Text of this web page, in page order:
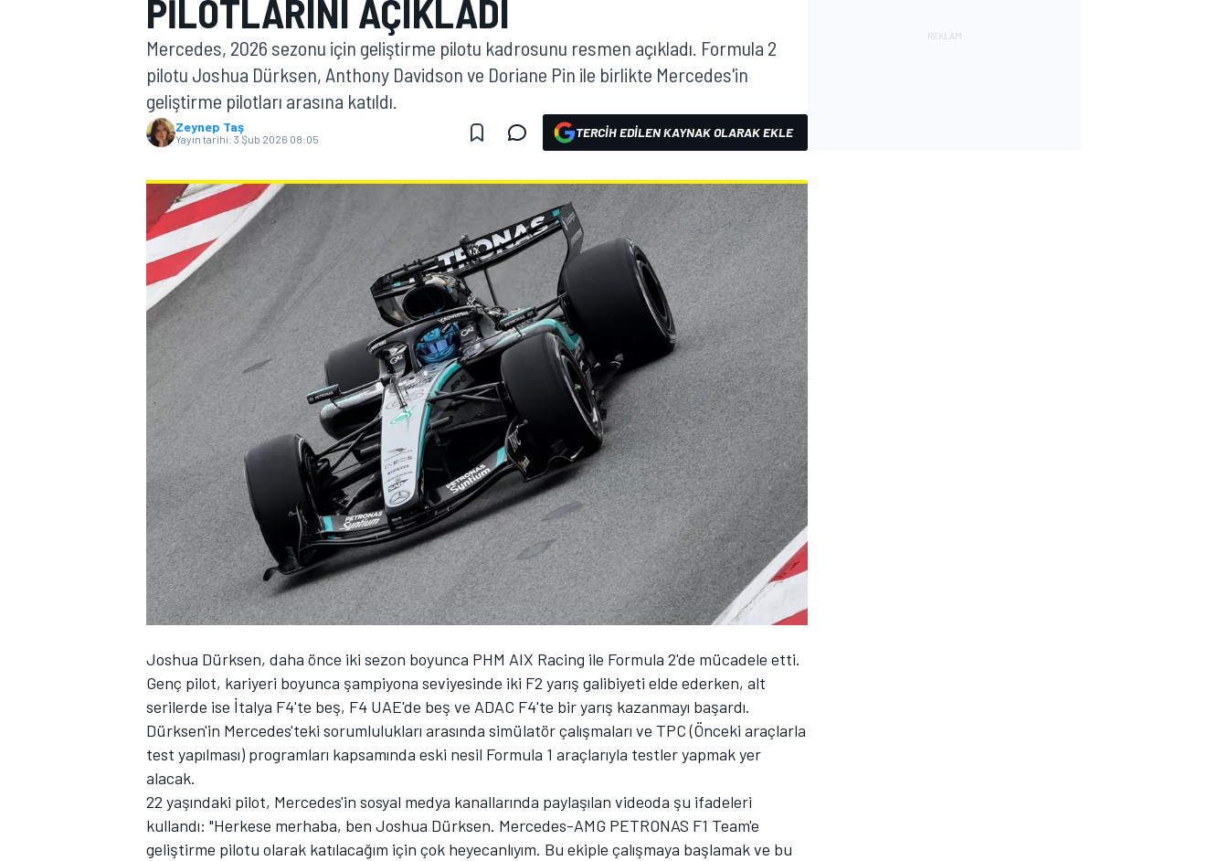
MOTOGP
WORLD SUPERBIKE
WRC
PILOTLARINI AÇIKLADI
Mercedes, 2026 sezonu için geliştirme pilotu kadrosunu resmen açıkladı. Formula 2
pilotu Joshua Dürksen, Anthony Davidson ve Doriane Pin ile birlikte Mercedes'in
geliştirme pilotları arasına katıldı.
Zeynep Taş
Yayın tarihi: 3 Şub 2026 08:05 TERCIH EDILEN KAYNAK OLARAK EKLE
Joshua Dürksen, daha önce iki sezon boyunca PHM AIX Racing ile Formula 2'de mücadele etti.
Genç pilot, kariyeri boyunca şampiyona seviyesinde iki F2 yarış galibiyeti elde ederken, alt
serilerde ise İtalya F4'te beş, F4 UAE'de beş ve ADAC F4'te bir yarış kazanmayı başardı.
Dürksen'in Mercedes'teki sorumlulukları arasında simülatör çalışmaları ve TPC (Önceki araçlarla
test yapılması) programları kapsamında eski nesil Formula 1 araçlarıyla testler yapmak yer
alacak.
22 yaşındaki pilot, Mercedes'in sosyal medya kanallarında paylaşılan videoda şu ifadeleri
kullandı: "Herkese merhaba, ben Joshua Dürksen. Mercedes-AMG PETRONAS F1 Team'e
geliştirme pilotu olarak katılacağım için çok heyecanlıyım. Bu ekiple çalışmaya başlamak ve bu